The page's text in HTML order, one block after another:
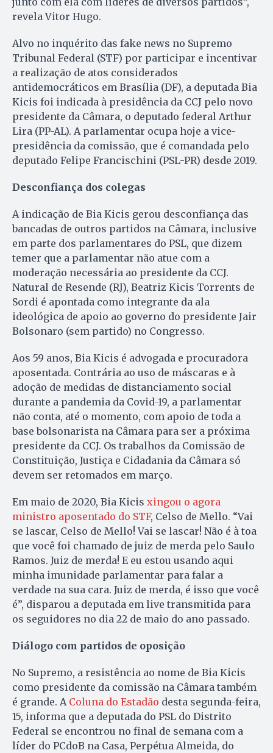
revela Vitor Hugo.
Alvo no inquérito das fake news no Supremo
Tribunal Federal (STF) por participar e incentivar
a realização de atos considerados
antidemocráticos em Brasília (DF), a deputada Bia
Kicis foi indicada à presidência da CCJ pelo novo
presidente da Câmara, o deputado federal Arthur
Lira (PP-AL). A parlamentar ocupa hoje a vice-
presidência da comissão, que é comandada pelo
deputado Felipe Francischini (PSL-PR) desde 2019.
Desconfiança dos colegas
A indicação de Bia Kicis gerou desconfiança das
bancadas de outros partidos na Câmara, inclusive
em parte dos parlamentares do PSL, que dizem
temer que a parlamentar não atue com a
moderação necessária ao presidente da CCJ.
Natural de Resende (RJ), Beatriz Kicis Torrents de
Sordi é apontada como integrante da ala
ideológica de apoio ao governo do presidente Jair
Bolsonaro (sem partido) no Congresso.
Aos 59 anos, Bia Kicis é advogada e procuradora
aposentada. Contrária ao uso de máscaras e à
adoção de medidas de distanciamento social
durante a pandemia da Covid-19, a parlamentar
não conta, até o momento, com apoio de toda a
base bolsonarista na Câmara para ser a próxima
presidente da CCJ. Os trabalhos da Comissão de
Constituição, Justiça e Cidadania da Câmara só
devem ser retomados em março.
Em maio de 2020, Bia Kicis xingou o agora
ministro aposentado do STF, Celso de Mello. “Vai
se lascar, Celso de Mello! Vai se lascar! Não é à toa
que você foi chamado de juiz de merda pelo Saulo
Ramos. Juiz de merda! E eu estou usando aqui
minha imunidade parlamentar para falar a
verdade na sua cara. Juiz de merda, é isso que você
é”, disparou a deputada em live transmitida para
os seguidores no dia 22 de maio do ano passado.
Diálogo com partidos de oposição
No Supremo, a resistência ao nome de Bia Kicis
como presidente da comissão na Câmara também
é grande. A Coluna do Estadão desta segunda-feira,
15, informa que a deputada do PSL do Distrito
Federal se encontrou no final de semana com a
líder do PCdoB na Casa, Perpétua Almeida, do